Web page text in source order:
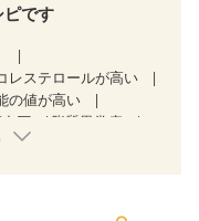
ピです
レステロールが高い
の値が高い
圧
脂質異常症